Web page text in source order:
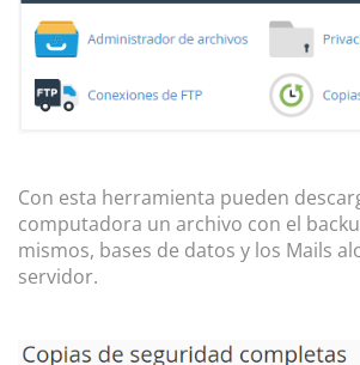
Con esta herramienta pueden
computadora un archivo con el
mismos, bases de datos y los Mails
servidor.